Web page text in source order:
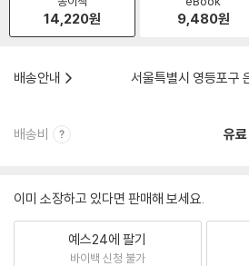
14,220원 9,480원
배송안내
서울특별시 영등포구
배송비 유료
이미 소장하고 있다면 판매해 보세요.
예스24에 팔기
바이백 신청 불가